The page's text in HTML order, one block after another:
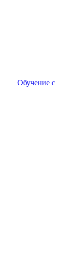
Обучение с